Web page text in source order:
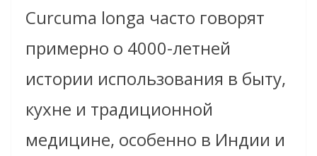
Curcuma longa часто говорят
примерно о 4000-летней
истории использования в быту,
кухне и традиционной
медицине, особенно в Индии и